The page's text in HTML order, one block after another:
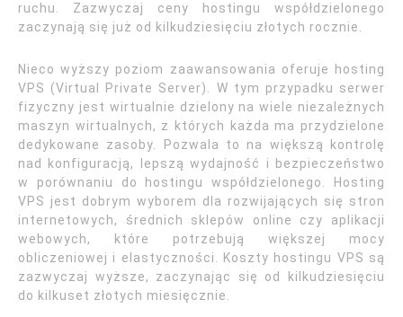
ruchu. Zazwyczaj ceny hostingu współdzielonego
zaczynają się już od kilkudziesięciu złotych rocznie.
Nieco wyższy poziom zaawansowania oferuje hosting
VPS (Virtual Private Server). W tym przypadku serwer
fizyczny jest wirtualnie dzielony na wiele niezależnych
maszyn wirtualnych, z których każda ma przydzielone
dedykowane zasoby. Pozwala to na większą kontrolę
nad konfiguracją, lepszą wydajność i bezpieczeństwo
w porównaniu do hostingu współdzielonego. Hosting
VPS jest dobrym wyborem dla rozwijających się stron
internetowych, średnich sklepów online czy aplikacji
webowych, które potrzebują większej mocy
obliczeniowej i elastyczności. Koszty hostingu VPS są
zazwyczaj wyższe, zaczynając się od kilkudziesięciu
do kilkuset złotych miesięcznie.